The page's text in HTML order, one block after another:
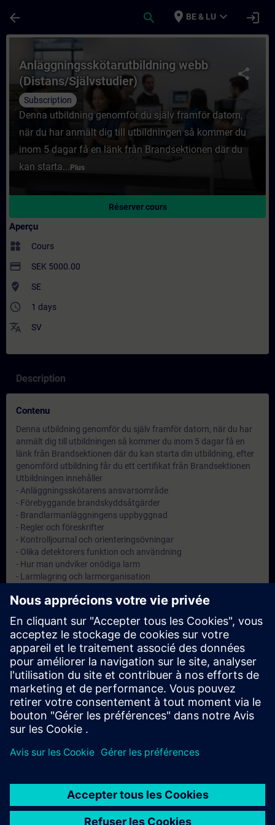
arrow_back search place BE & LU expand_more login
Cours - Anläggningsskötarutbildning
share
Anläggningsskötarutbildning webb
(Distans/Självstudier)
Subscription
Denna utbildning genomför du själv framför datorn,
när du har anmält dig till utbildningen så kommer du
inom 5 dagar få en länk från Brandsektionen där du
kan starta... Plus
Réserver cours
Aperçu
widgets Cours
payment SEK 5000.00
where_to_vote SE
access_time 1 days
translate SV
Description
Contenu
Denna utbildning genomför du själv framför datorn, när du har
anmält dig till utbildningen så kommer du inom 5 dagar få en
länk från Brandsektionen där du kan starta din utbildning, efter
genomförd utbildning får du ett certifikat från Brandsektionen
Utbildningen innehåller
- Anläggningsskötarens ansvarsområde
- Förebyggande brandskyddsåtgärder
- Brandlarmanläggningens uppbyggnad
- Regler och föreskrifter
- Kontrolljournal och orienteringsövningar
- Olika detektorers funktion och användning
- Hur man undviker onödiga larm
- Larmlagring och larmorganisation
Att ge anläggningsskötaren kännedom om sitt ansvar samt god
kunskap inom brandskydd.
Remarque
-
Groupes cibles
Anläggningsskötare på automatiska brandlarmanläggningar.